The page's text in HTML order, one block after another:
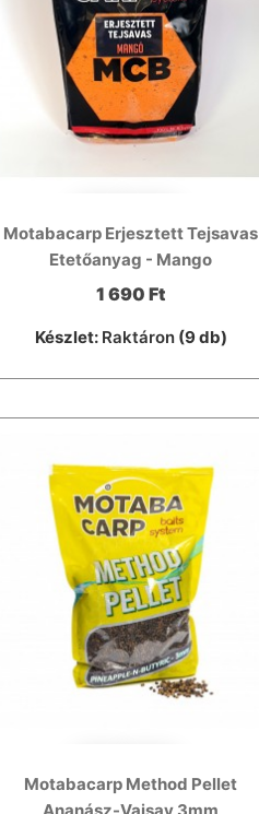
Motabacarp Erjesztett Tejsavas
Etetőanyag - Mango
1 690 Ft
Készlet: Raktáron(9 db)
Motabacarp Method Pellet